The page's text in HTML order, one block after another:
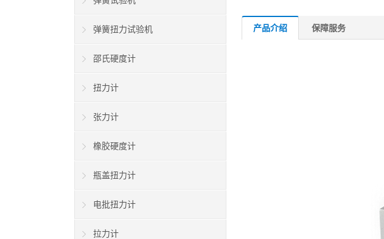
产品介绍 保障服务
弹簧扭力试验机
邵氏硬度计
扭力计
张力计
橡胶硬度计
瓶盖扭力计
电批扭力计
拉力计